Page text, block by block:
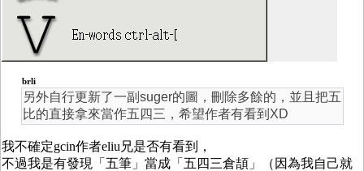
brli
另外自行更新了一副suger的圖，刪除多餘的，並且把五
比的直接拿來當作五四三，希望作者有看到XD
我不確定gcin作者eliu兄是否有看到，
不過我是有發現「五筆」當成「五四三倉頡」（因為我自己就